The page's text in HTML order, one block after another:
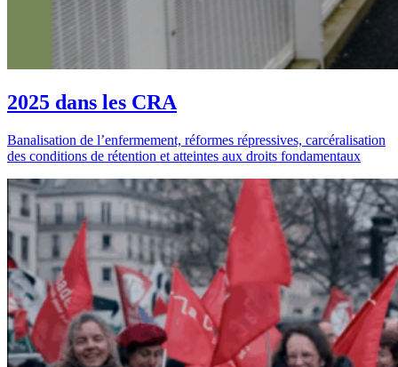
2025 dans les CRA
Banalisation de l’enfermement, réformes répressives, carcéralisation
des conditions de rétention et atteintes aux droits fondamentaux